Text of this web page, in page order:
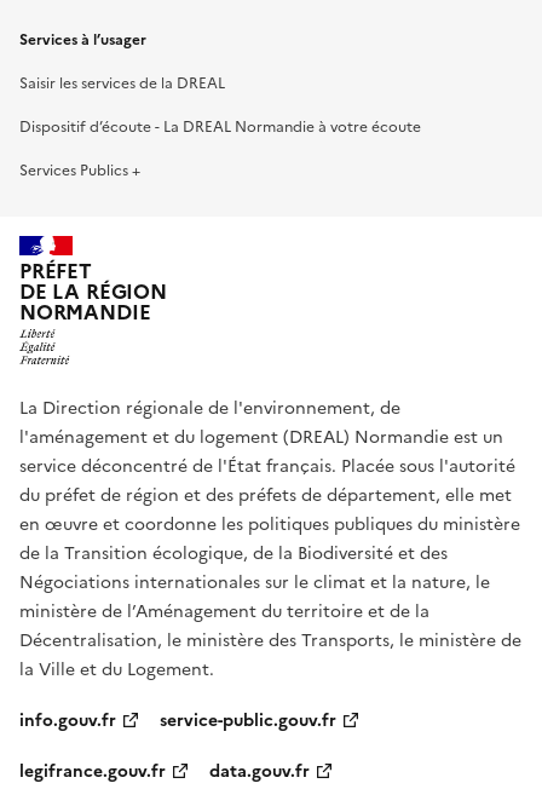
Services à l’usager
Saisir les services de la DREAL
Dispositif d’écoute - La DREAL Normandie à votre écoute
Services Publics +
PRÉFET
DE LA RÉGION
NORMANDIE
La Direction régionale de l'environnement, de
l'aménagement et du logement (DREAL) Normandie est un
service déconcentré de l'État français. Placée sous l'autorité
du préfet de région et des préfets de département, elle met
en œuvre et coordonne les politiques publiques du ministère
de la Transition écologique, de la Biodiversité et des
Négociations internationales sur le climat et la nature, le
ministère de l’Aménagement du territoire et de la
Décentralisation, le ministère des Transports, le ministère de
la Ville et du Logement.
info.gouv.fr
service-public.gouv.fr
legifrance.gouv.fr
data.gouv.fr